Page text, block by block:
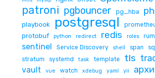
patroni pgbouncer pg_hba
playbook postgresql
protobuf python redirect redis roles rum
sentinel Service Discovery shell span sql
stratum systemd task template tls
vault vue watch xdebug yaml yii